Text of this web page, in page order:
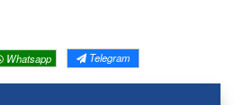
Whatsapp Telegram